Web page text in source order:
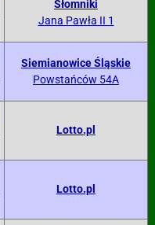
Słomniki
Jana Pawła II 1
Siemianowice Śląskie
Powstańców 54A
Lotto.pl
Lotto.pl